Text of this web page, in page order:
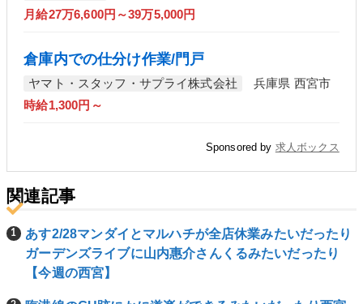
月給27万6,600円～39万5,000円
倉庫内での仕分け作業/門戸
ヤマト・スタッフ・サプライ株式会社
兵庫県 西宮市
時給1,300円～
Sponsored by 求人ボックス
関連記事
あす2/28マンダイとマルハチが全店休業みたいだったり
ガーデンズライブに山内惠介さんくるみたいだったり
【今週の西宮】